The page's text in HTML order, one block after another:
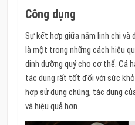
Công dụng
Sự kết hợp giữa nấm linh chi
là một trong những cách hiệu
dinh dưỡng quý cho cơ thể. Cả
tác dụng rất tốt đối với sức
hợp sử dụng chúng, tác dụng
và hiệu quả hơn.